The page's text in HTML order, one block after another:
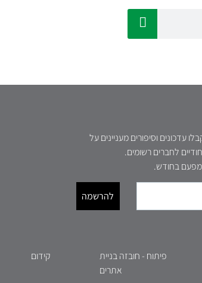
עדכונים וסיפורים מעניינים על
לחברים רשומים.
בחודש.
להרשמה
פיתוח - חובזה בניית
אתרים
קידום